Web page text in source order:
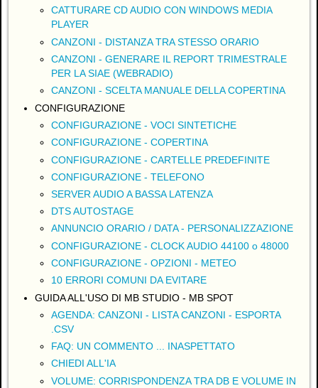
CATTURARE CD AUDIO CON WINDOWS MEDIA
PLAYER
CANZONI - DISTANZA TRA STESSO ORARIO
CANZONI - GENERARE IL REPORT TRIMESTRALE
PER LA SIAE (WEBRADIO)
CANZONI - SCELTA MANUALE DELLA COPERTINA
CONFIGURAZIONE
CONFIGURAZIONE - VOCI SINTETICHE
CONFIGURAZIONE - COPERTINA
CONFIGURAZIONE - CARTELLE PREDEFINITE
CONFIGURAZIONE - TELEFONO
SERVER AUDIO A BASSA LATENZA
DTS AUTOSTAGE
ANNUNCIO ORARIO / DATA - PERSONALIZZAZIONE
CONFIGURAZIONE - CLOCK AUDIO 44100 o 48000
CONFIGURAZIONE - OPZIONI - METEO
10 ERRORI COMUNI DA EVITARE
GUIDA ALL'USO DI MB STUDIO - MB SPOT
AGENDA: CANZONI - LISTA CANZONI - ESPORTA
.CSV
FAQ: UN COMMENTO ... INASPETTATO
CHIEDI ALL'IA
VOLUME: CORRISPONDENZA TRA DB E VOLUME IN